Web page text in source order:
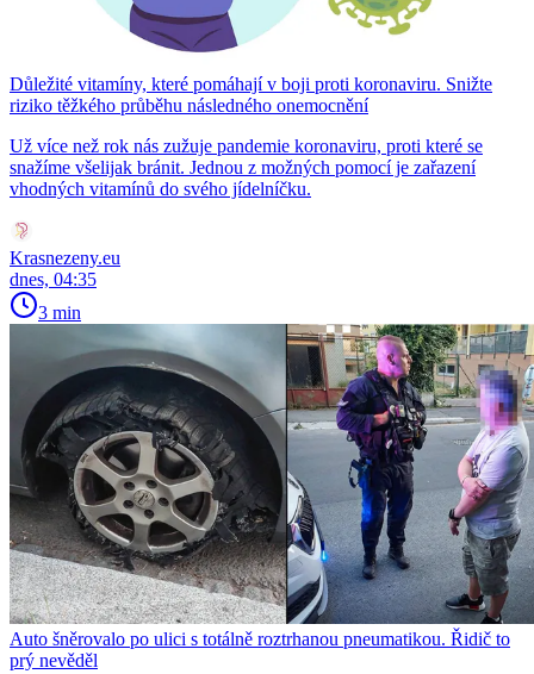
Důležité vitamíny, které pomáhají v boji proti koronaviru. Snižte
riziko těžkého průběhu následného onemocnění
Už více než rok nás zužuje pandemie koronaviru, proti které se
snažíme všelijak bránit. Jednou z možných pomocí je zařazení
vhodných vitamínů do svého jídelníčku.
Krasnezeny.eu
dnes, 04:35
3 min
Auto šněrovalo po ulici s totálně roztrhanou pneumatikou. Řidič to
prý nevěděl